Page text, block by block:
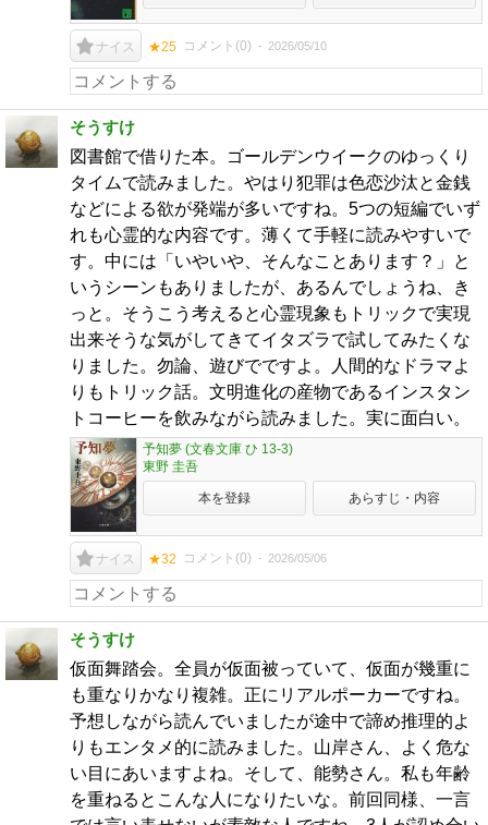
ナイス ★25 コメント(0) 2026/05/10
そうすけ
図書館で借りた本。ゴールデンウイークのゆっくり
タイムで読みました。やはり犯罪は色恋沙汰と金銭
などによる欲が発端が多いですね。5つの短編でいず
れも心霊的な内容です。薄くて手軽に読みやすいで
す。中には「いやいや、そんなことあります？」と
いうシーンもありましたが、あるんでしょうね、き
っと。そうこう考えると心霊現象もトリックで実現
出来そうな気がしてきてイタズラで試してみたくな
りました。勿論、遊びでですよ。人間的なドラマよ
りもトリック話。文明進化の産物であるインスタン
トコーヒーを飲みながら読みました。実に面白い。
予知夢 (文春文庫 ひ 13-3)
東野 圭吾
本を登録 あらすじ・内容
ナイス ★32 コメント(0) 2026/05/06
そうすけ
仮面舞踏会。全員が仮面被っていて、仮面が幾重に
も重なりかなり複雑。正にリアルポーカーですね。
予想しながら読んでいましたが途中で諦め推理的よ
りもエンタメ的に読みました。山岸さん、よく危な
い目にあいますよね。そして、能勢さん。私も年齢
を重ねるとこんな人になりたいな。前回同様、一言